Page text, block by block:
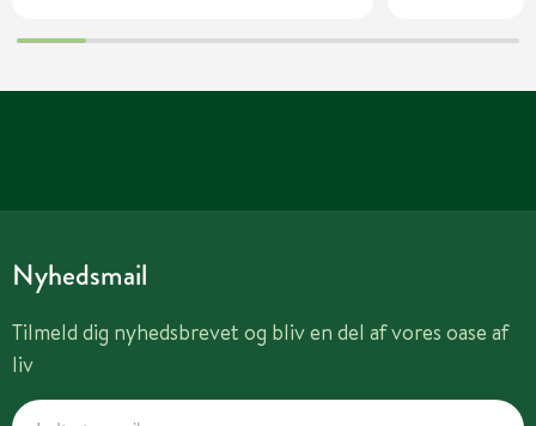
Nyhedsmail
Tilmeld dig nyhedsbrevet og bliv en del af vores oase af
liv